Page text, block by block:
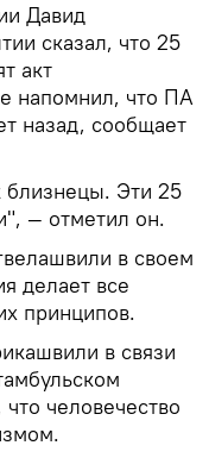
Давид
сказал, что 25
акт
напомнил, что ПА
назад, сообщает
Эти 25
— отметил он.
в своем
делает все
принципов.
в связи
человечество